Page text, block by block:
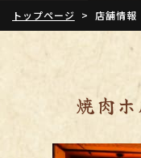
トップページ > 店舗情報
焼肉